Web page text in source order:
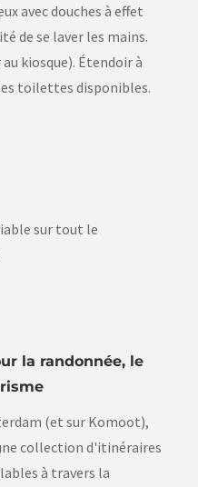
avec douches à effet
de se laver les mains.
kiosque). Étendoir à
toilettes disponibles.
sur tout le
la randonnée, le
(et sur Komoot),
collection d'itinéraires
à travers la